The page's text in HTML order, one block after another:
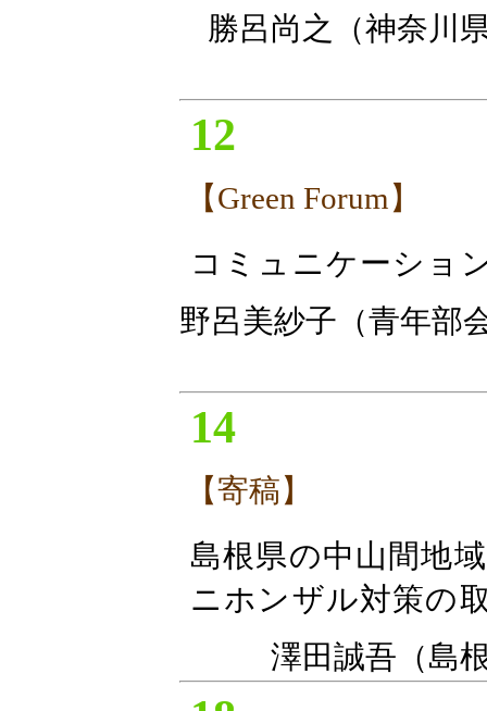
勝呂尚之（神奈川
12
【Green Forum】
コミュニケーショ
野呂美紗子（青年部
14
【寄稿】
島根県の中山間地
ニホンザル対策の
澤田誠吾（島